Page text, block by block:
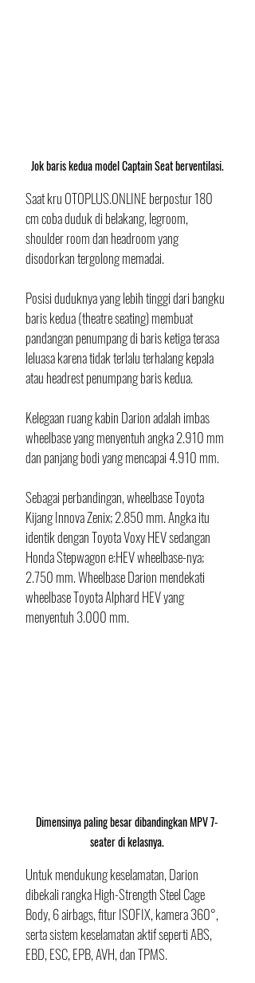
Jok baris kedua model Captain Seat berventilasi.
Saat kru OTOPLUS.ONLINE berpostur 180
cm coba duduk di belakang, legroom,
shoulder room dan headroom yang
disodorkan tergolong memadai.
Posisi duduknya yang lebih tinggi dari bangku
baris kedua (theatre seating) membuat
pandangan penumpang di baris ketiga terasa
leluasa karena tidak terlalu terhalang kepala
atau headrest penumpang baris kedua.
Kelegaan ruang kabin Darion adalah imbas
wheelbase yang menyentuh angka 2.910 mm
dan panjang bodi yang mencapai 4.910 mm.
Sebagai perbandingan, wheelbase Toyota
Kijang Innova Zenix; 2.850 mm. Angka itu
identik dengan Toyota Voxy HEV sedangan
Honda Stepwagon e:HEV wheelbase-nya;
2.750 mm. Wheelbase Darion mendekati
wheelbase Toyota Alphard HEV yang
menyentuh 3.000 mm.
Dimensinya paling besar dibandingkan MPV 7-
seater di kelasnya.
Untuk mendukung keselamatan, Darion
dibekali rangka High-Strength Steel Cage
Body, 6 airbags, fitur ISOFIX, kamera 360°,
serta sistem keselamatan aktif seperti ABS,
EBD, ESC, EPB, AVH, dan TPMS.